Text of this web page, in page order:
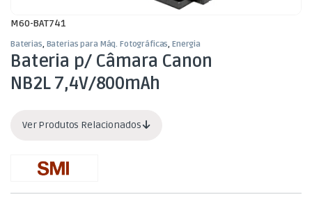
M60-BAT741
Baterias, Baterias para Máq. Fotográficas,Energia
Bateria p/ Câmara Canon
NB2L 7,4V/800mAh
Ver Produtos Relacionados